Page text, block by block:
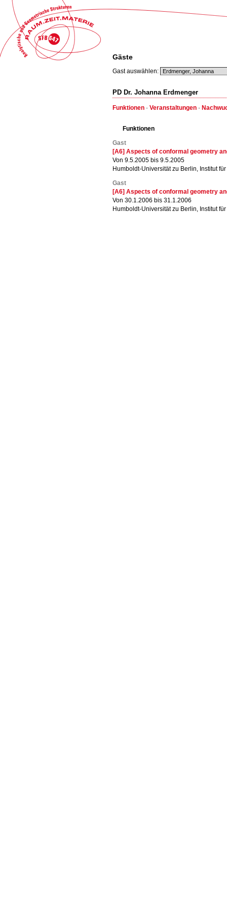
Gäste
Gast auswählen:
PD Dr. Johanna Erdmenger
Funktionen · Veranstaltungen ·
Funktionen
Gast
[A6] Aspects of conformal geometry
Von 9.5.2005 bis 9.5.2005
Humboldt-Universität zu Berlin, Institut
Gast
[A6] Aspects of conformal geometry
Von 30.1.2006 bis 31.1.2006
Humboldt-Universität zu Berlin, Institut